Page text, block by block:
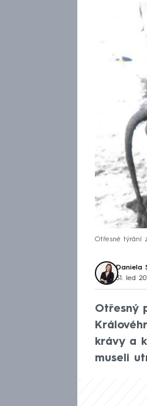
Otřesné týrání
Daniela
31. led
Otřesný
krávy a
museli